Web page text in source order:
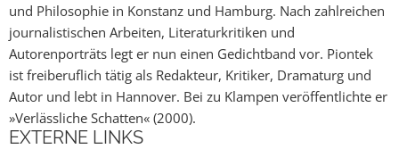
und Philosophie in Konstanz und Hamburg. Nach zahlreichen
journalistischen Arbeiten, Literaturkritiken und
Autorenporträts legt er nun einen Gedichtband vor. Piontek
ist freiberuflich tätig als Redakteur, Kritiker, Dramaturg und
Autor und lebt in Hannover. Bei zu Klampen veröffentlichte er
»Verlässliche Schatten« (2000).
EXTERNE LINKS